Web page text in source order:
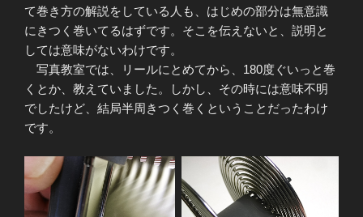
て巻き方の解説をしている人も、はじめの部分は無意識
にきつく巻いてるはずです。そこを伝えないと、説明と
しては意味がないわけです。
写真教室では、リールにとめてから、180度ぐいっと巻
くとか、教えていました。しかし、その時には意味不明
でしたけど、結局半周きつく巻くということだったわけ
です。